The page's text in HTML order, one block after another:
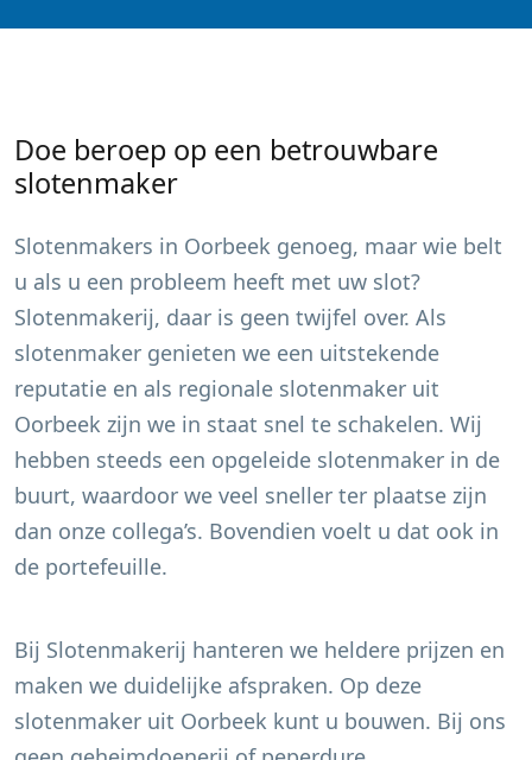
Doe beroep op een betrouwbare
slotenmaker
Slotenmakers in Oorbeek genoeg, maar wie belt
u als u een probleem heeft met uw slot?
Slotenmakerij, daar is geen twijfel over. Als
slotenmaker genieten we een uitstekende
reputatie en als regionale slotenmaker uit
Oorbeek zijn we in staat snel te schakelen. Wij
hebben steeds een opgeleide slotenmaker in de
buurt, waardoor we veel sneller ter plaatse zijn
dan onze collega’s. Bovendien voelt u dat ook in
de portefeuille.
Bij Slotenmakerij hanteren we heldere prijzen en
maken we duidelijke afspraken. Op deze
slotenmaker uit Oorbeek kunt u bouwen. Bij ons